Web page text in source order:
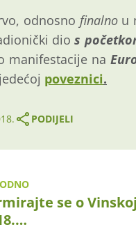
odnosno finalnou
dios
manifestacije na
poveznici.
PODIJELI
se o